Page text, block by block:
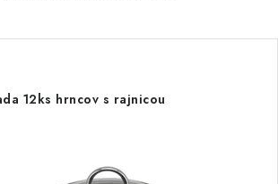
12ks hrncov s rajnicou